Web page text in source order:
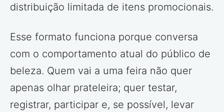
distribuição limitada de itens promocionais.
Esse formato funciona porque conversa
com o comportamento atual do público de
beleza. Quem vai a uma feira não quer
apenas olhar prateleira; quer testar,
registrar, participar e, se possível, levar